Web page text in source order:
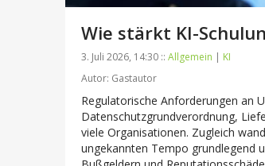
Wie stärkt KI-
3. Juli 2026, 14:30 :: Allgemein | KI
Autor: Gastautor
Regulatorische Anforderungen an
Datenschutzgrundverordnung,
viele Organisationen. Zugleich
ungekannten Tempo grundlegend